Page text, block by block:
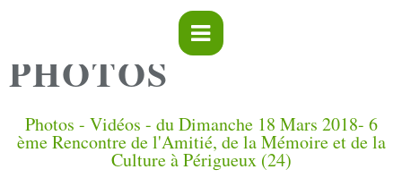
PHOTOS
Photos - Vidéos - du Dimanche 18 Mars 2018- 6
ème Rencontre de l'Amitié, de la Mémoire et de la
Culture à Périgueux (24)